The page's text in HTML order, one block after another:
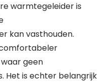
warmtegeleider is
kan vasthouden.
geen
Het is echter belangrijk